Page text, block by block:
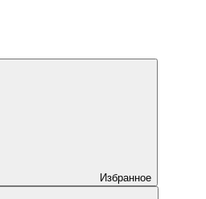
Избранное